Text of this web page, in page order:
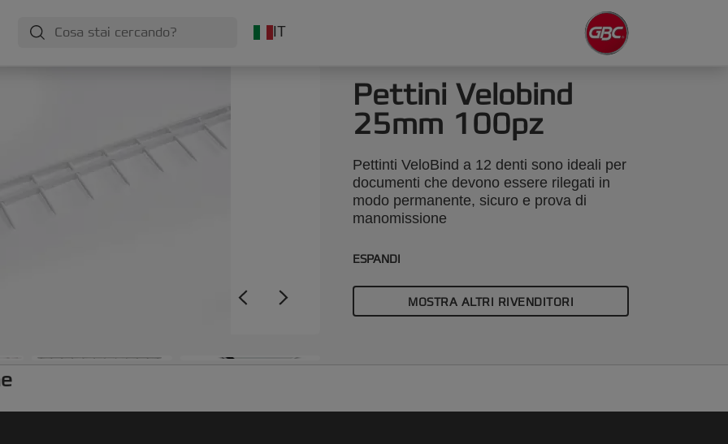
IT
Pettini Velobind
25mm 100pz
Pettinti VeloBind a 12 denti sono ideali per
documenti che devono essere rilegati in
modo permanente, sicuro e prova di
manomissione
ESPANDI
MOSTRA ALTRI RIVENDITORI